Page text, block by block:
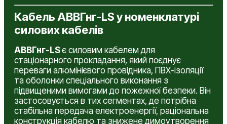
Кабель АВВГнг-LS у номенклатурі
силових кабелів
АВВГнг-LSє силовим кабелем для
стаціонарного прокладання, який поєднує
переваги алюмінієвого провідника, ПВХ-ізоляції
та оболонки спеціального виконання з
підвищеними вимогами до пожежної безпеки. Він
застосовується в тих сегментах, де потрібна
стабільна передача електроенергії, раціональна
конструкція кабелю та знижене димоутворення